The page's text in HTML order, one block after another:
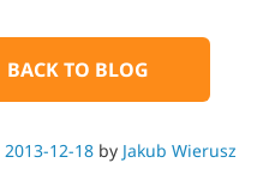
BACK TO BLOG
2013-12-18 by Jakub Wierusz